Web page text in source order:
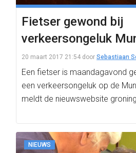
Fietser gewond bij
verkeersongeluk
20 maart 2017 21:54 door Sebastiaan
Een fietser is maandagavond
een verkeersongeluk op de
meldt de nieuwswebsite
NIEUWS